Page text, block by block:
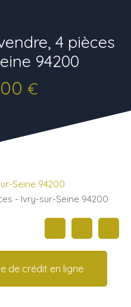
4 pièces
94200
€
Seine 94200
- Ivry-sur-Seine 94200
de crédit en ligne